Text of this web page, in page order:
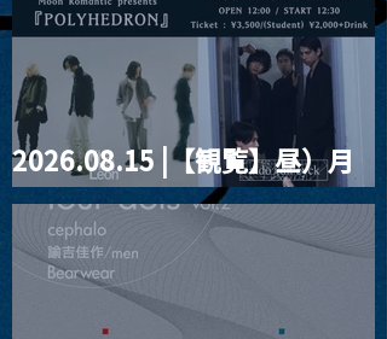
2026.08.15 |【観覧】昼）月
見ルpre.『POLYHEDRON』